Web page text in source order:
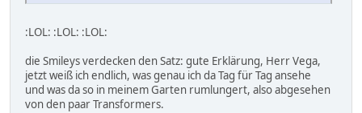
:LOL: :LOL: :LOL:
die Smileys verdecken den Satz: gute Erklärung, Herr Vega,
jetzt weiß ich endlich, was genau ich da Tag für Tag ansehe
und was da so in meinem Garten rumlungert, also abgesehen
von den paar Transformers.